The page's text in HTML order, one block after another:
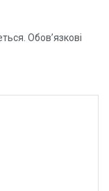
Обов’язкові